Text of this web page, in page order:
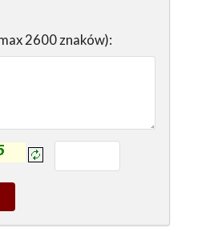
2600 znaków):
tekst z obrazka: